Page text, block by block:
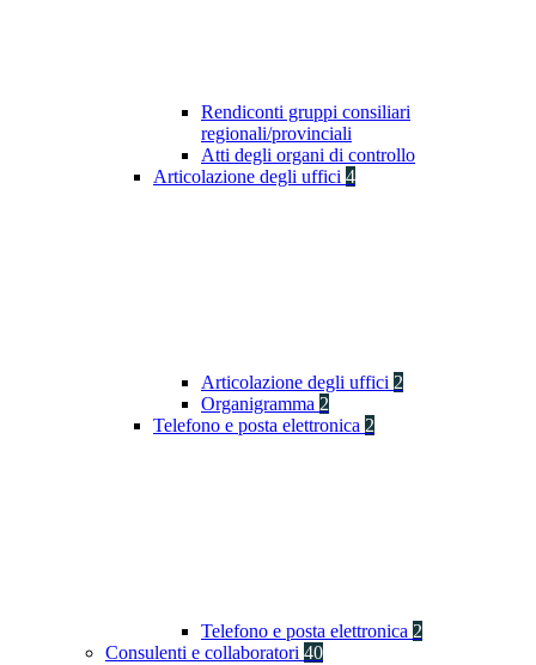
Rendiconti gruppi consiliari
regionali/provinciali
Atti degli organi di controllo
Articolazione degli uffici 4
Articolazione degli uffici 2
Organigramma 2
Telefono e posta elettronica 2
Telefono e posta elettronica 2
Consulenti e collaboratori 40